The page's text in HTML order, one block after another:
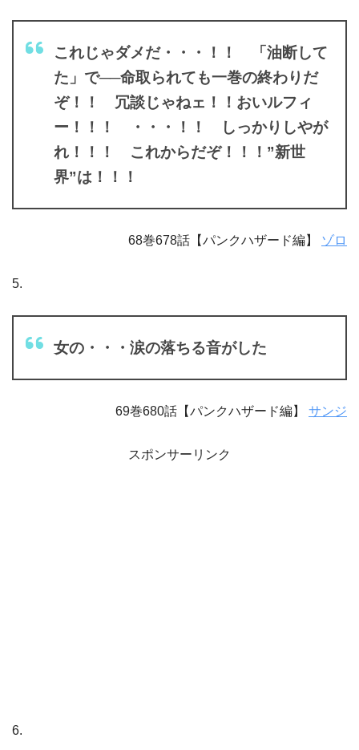
これじゃダメだ・・・！！ 「油断して
た」で──命取られても一巻の終わりだ
ぞ！！ 冗談じゃねェ！！おいルフィ
ー！！！ ・・・！！ しっかりしやが
れ！！！ これからだぞ！！！”新世
界”は！！！
68巻678話【パンクハザード編】 ゾロ
5.
女の・・・涙の落ちる音がした
69巻680話【パンクハザード編】 サンジ
スポンサーリンク
6.